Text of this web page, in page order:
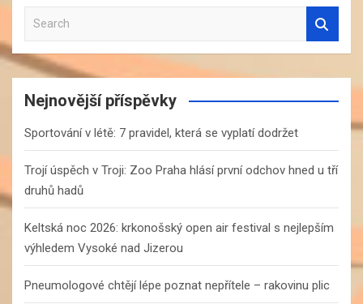
a
r
c
Nejnovější příspěvky
Sportování v létě: 7 pravidel, která se vyplatí dodržet
Trojí úspěch v Troji: Zoo Praha hlásí první odchov hned u tří
druhů hadů
Keltská noc 2026: krkonošský open air festival s nejlepším
výhledem Vysoké nad Jizerou
Pneumologové chtějí lépe poznat nepřítele – rakovinu plic